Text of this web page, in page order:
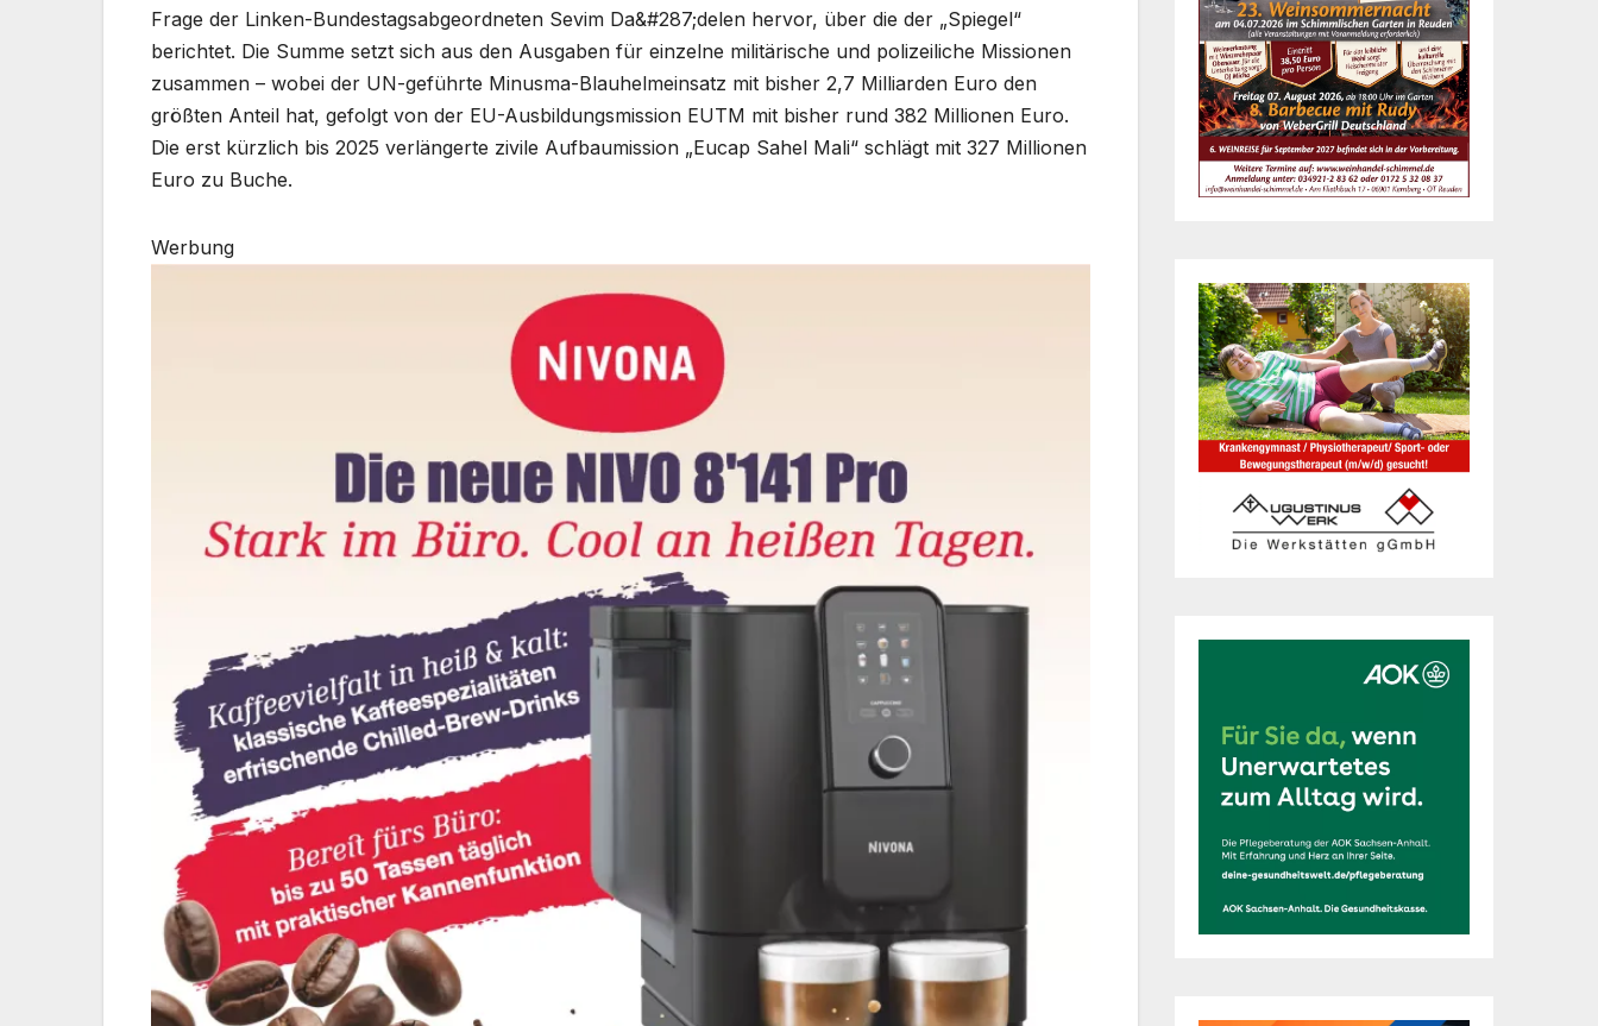
Frage der Linken-Bundestagsabgeordneten Sevim Da&#287;delen hervor, über die der „Spiegel“
berichtet. Die Summe setzt sich aus den Ausgaben für einzelne militärische und polizeiliche Missionen
zusammen – wobei der UN-geführte Minusma-Blauhelmeinsatz mit bisher 2,7 Milliarden Euro den
größten Anteil hat, gefolgt von der EU-Ausbildungsmission EUTM mit bisher rund 382 Millionen Euro.
Die erst kürzlich bis 2025 verlängerte zivile Aufbaumission „Eucap Sahel Mali“ schlägt mit 327 Millionen
Euro zu Buche.
Werbung